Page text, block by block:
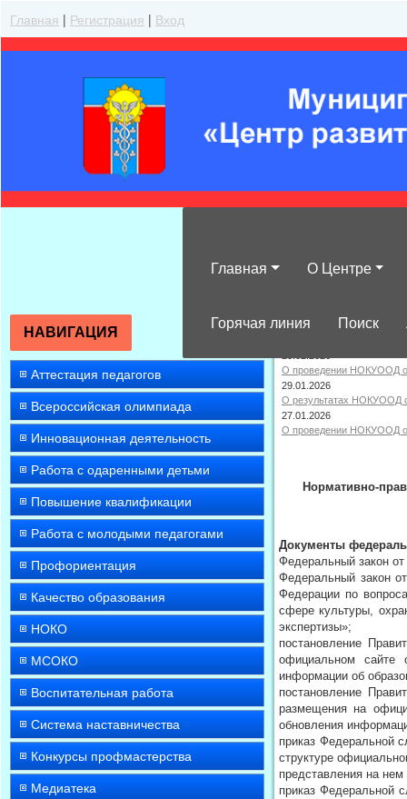
Главная | Регистрация | Вход
Главная О Центре
Горячая линия Поиск
НАВИГАЦИЯ
Аттестация педагогов
Всероссийская олимпиада
Инновационная деятельность
Работа с одаренными детьми
Повышение квалификации
Работа с молодыми педагогами
Профориентация
Качество образования
НОКО
МСОКО
Воспитательная работа
Система наставничества
Конкурсы профмастерства
Медиатека
Независимая оценка
О проведении НОКУООД
29.01.2026
О результатах НОКУООД
27.01.2026
О проведении НОКУООД
Нормативно-
Документы
Федеральный закон
Федеральный закон
Федерации по
сфере культуры,
экспертизы»;
постановление
официальном сайте
информации об
постановление
размещения на
обновления
приказ Федеральной
структуре
представления на
приказ Федеральной